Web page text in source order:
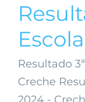
Resultado
Creche